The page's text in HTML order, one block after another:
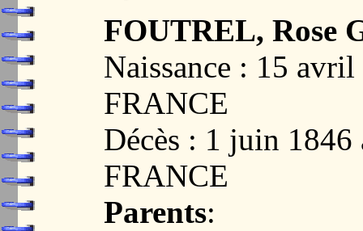
FOUTREL, Rose
Naissance : 15
FRANCE
Décès : 1 juin
FRANCE
Parents: